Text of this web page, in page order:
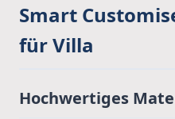
Smart
für Villa
Hochwertiges